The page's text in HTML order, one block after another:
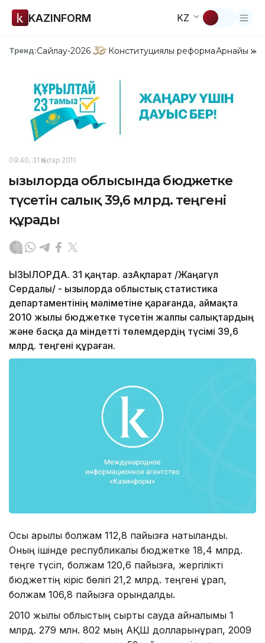
KAZINFORM KZ
Тренд:Сайлау-2026 Конституциялық реформаАрнайы
09:40, 31 Қаңтар 2011
Қызылорда облысында бюджетке
түсетін салық 39,6 млрд. теңгені
құрады
ҚЫЗЫЛОРДА. 31 қаңтар. ҚазАқпарат /Жаңагүл
Сердалы/ - Қызылорда облыстық статистика
департаментінің мәліметіне қарағанда, аймақта
2010 жылы бюджетке түсетін жалпы салық­тардың
және басқа да міндетті төлемдердің түсімі 39,6
млрд. теңгені құраған.
Осы арқылы болжам 112,8 пайызға нақтыланды.
Оның ішінде республикалық бюджетке 18,4 млрд.
теңге түсіп, болжам 120,6 пайызға, жергілікті
бюджеттің кіріс бөлігі 21,2 млрд. теңгені құрап,
болжам 106,8 пайызға орындалды.
2010 жылы облыстың сыртқы сауда айналымы 1
млрд. 279 млн. 802 мың АҚШ долларынқұрап, 2009